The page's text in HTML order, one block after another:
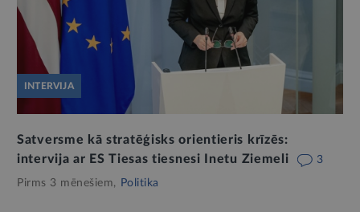
INTERVIJA
Satversme kā stratēģisks orientieris krīzēs:
intervija ar ES Tiesas tiesnesi Inetu Ziemeli
3
Pirms 3 mēnešiem, Politika